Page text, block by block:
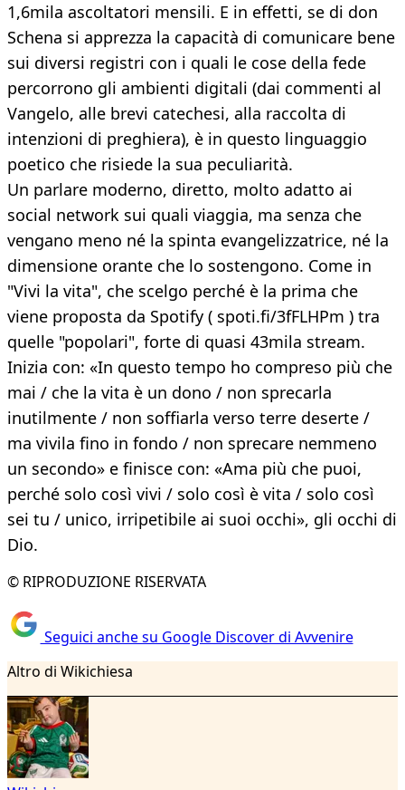
1,6mila ascoltatori mensili. E in effetti, se di don
Schena si apprezza la capacità di comunicare bene
sui diversi registri con i quali le cose della fede
percorrono gli ambienti digitali (dai commenti al
Vangelo, alle brevi catechesi, alla raccolta di
intenzioni di preghiera), è in questo linguaggio
poetico che risiede la sua peculiarità.
Un parlare moderno, diretto, molto adatto ai
social network sui quali viaggia, ma senza che
vengano meno né la spinta evangelizzatrice, né la
dimensione orante che lo sostengono. Come in
"Vivi la vita", che scelgo perché è la prima che
viene proposta da Spotify ( spoti.fi/3fFLHPm ) tra
quelle "popolari", forte di quasi 43mila stream.
Inizia con: «In questo tempo ho compreso più che
mai / che la vita è un dono / non sprecarla
inutilmente / non soffiarla verso terre deserte /
ma vivila fino in fondo / non sprecare nemmeno
un secondo» e finisce con: «Ama più che puoi,
perché solo così vivi / solo così è vita / solo così
sei tu / unico, irripetibile ai suoi occhi», gli occhi di
Dio.
© RIPRODUZIONE RISERVATA
Seguici anche su Google Discover di Avvenire
Altro di Wikichiesa